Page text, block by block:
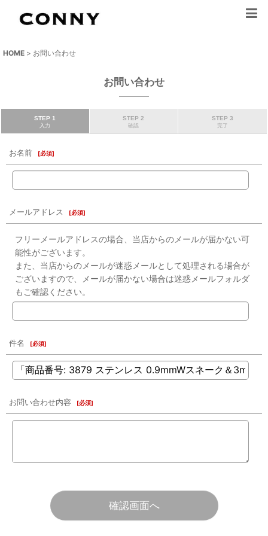
HOME > お問い合わせ
お問い合わせ
STEP 1
入力
STEP 2
確認
STEP 3
完了
お名前 [必須]
メールアドレス [必須]
フリーメールアドレスの場合、当店からのメールが届かない可
能性がございます。
また、当店からのメールが迷惑メールとして処理される場合が
ございますので、メールが届かない場合は迷惑メールフォルダ
もご確認ください。
件名 [必須]
お問い合わせ内容 [必須]
確認画面へ